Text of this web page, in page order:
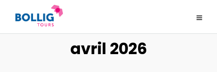
avril 2026